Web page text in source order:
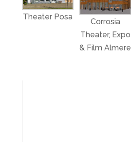
Theater Posa
Corrosia
Theater, Expo
& Film Almere